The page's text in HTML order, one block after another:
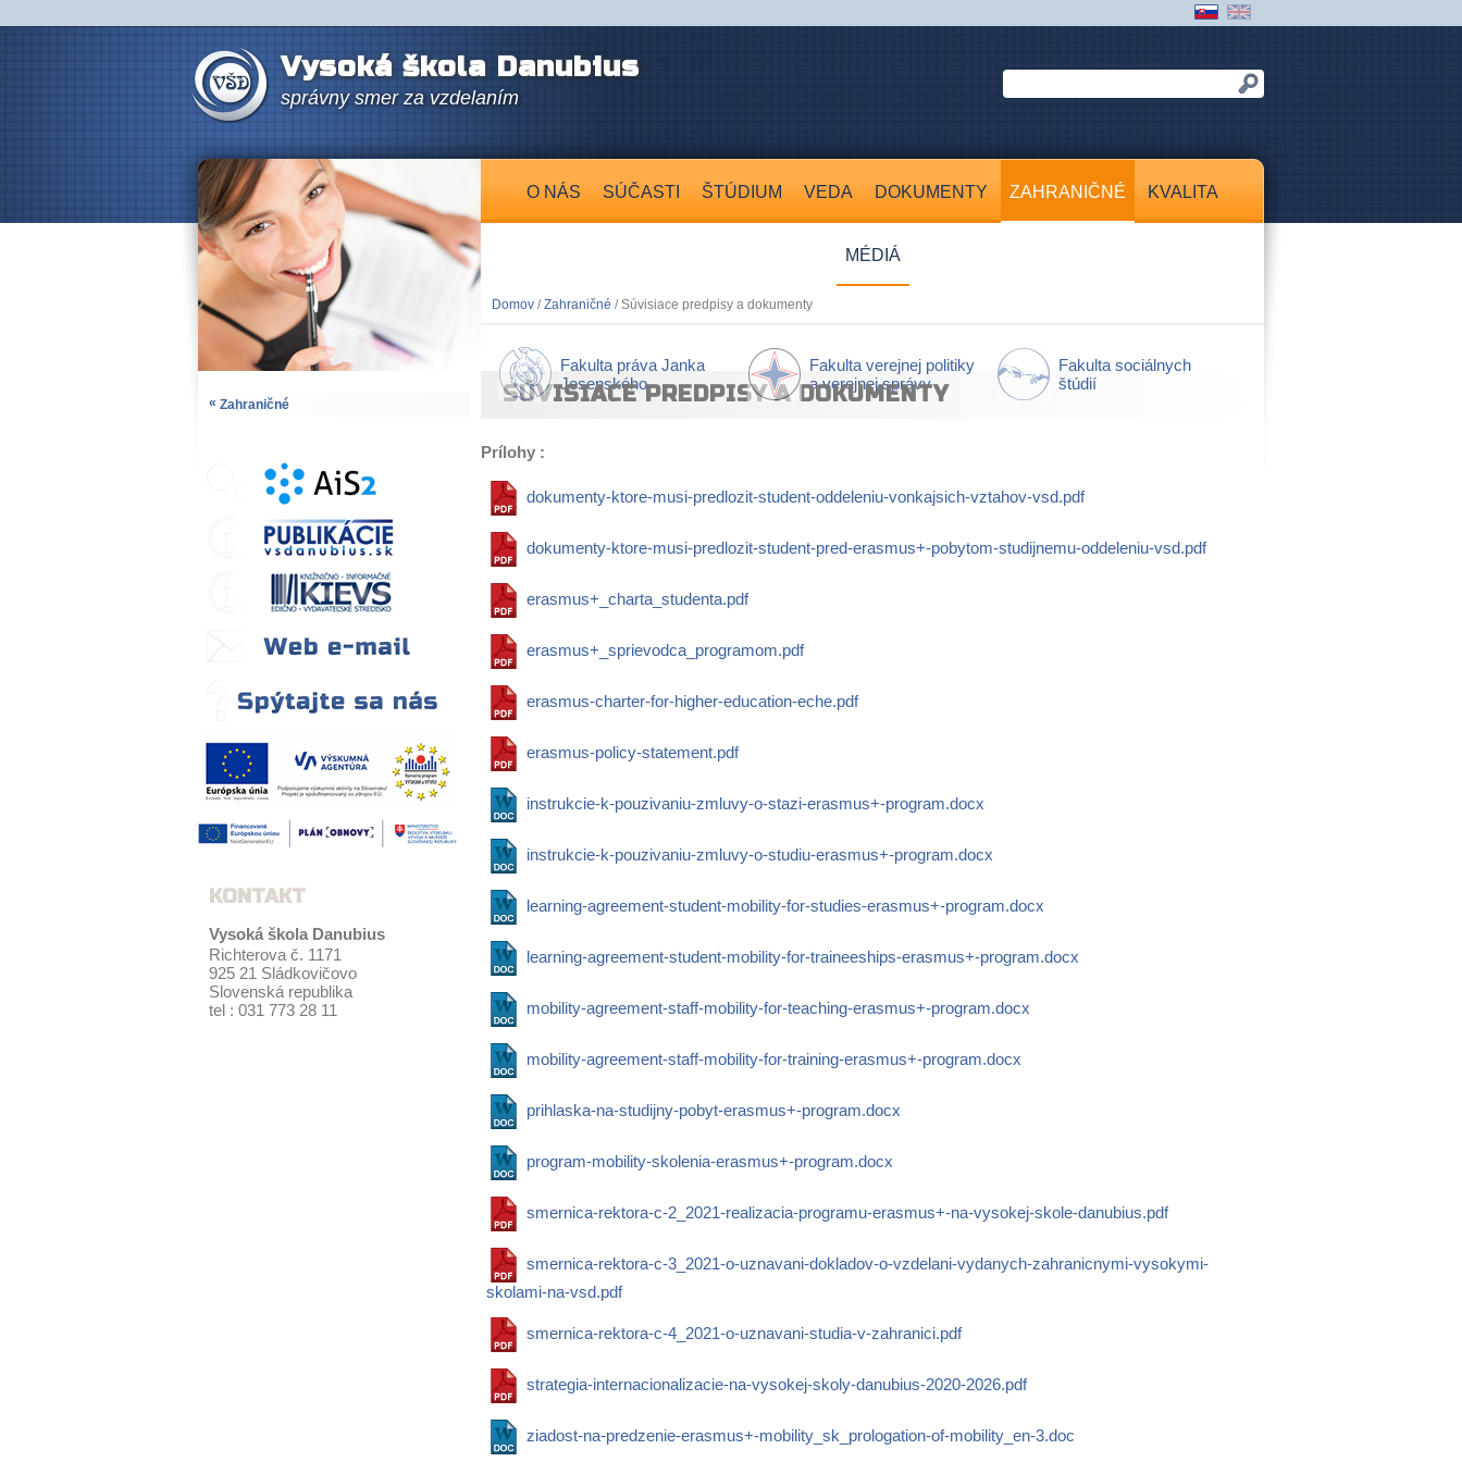
Vysoká škola Danubius
správny smer za vzdelaním
O NÁS SÚČASTI ŠTÚDIUM VEDA DOKUMENTY ZAHRANIČNÉ KVALITA
MÉDIÁ
Domov /Zahraničné / Súvisiace predpisy a dokumenty
Fakulta práva Janka
Jesenského
Fakulta verejnej politiky
a verejnej správy
Fakulta sociálnych
štúdií
« Zahraničné
KONTAKT
Vysoká škola Danubius
Richterova č. 1171
925 21 Sládkovičovo
Slovenská republika
tel : 031 773 28 11
SÚVISIACE PREDPISY A DOKUMENTY
Prílohy :
dokumenty-ktore-musi-predlozit-student-oddeleniu-vonkajsich-vztahov-vsd.pdf
dokumenty-ktore-musi-predlozit-student-pred-erasmus+-pobytom-studijnemu-oddeleniu-vsd.pdf
erasmus+_charta_studenta.pdf
erasmus+_sprievodca_programom.pdf
erasmus-charter-for-higher-education-eche.pdf
erasmus-policy-statement.pdf
instrukcie-k-pouzivaniu-zmluvy-o-stazi-erasmus+-program.docx
instrukcie-k-pouzivaniu-zmluvy-o-studiu-erasmus+-program.docx
learning-agreement-student-mobility-for-studies-erasmus+-program.docx
learning-agreement-student-mobility-for-traineeships-erasmus+-program.docx
mobility-agreement-staff-mobility-for-teaching-erasmus+-program.docx
mobility-agreement-staff-mobility-for-training-erasmus+-program.docx
prihlaska-na-studijny-pobyt-erasmus+-program.docx
program-mobility-skolenia-erasmus+-program.docx
smernica-rektora-c-2_2021-realizacia-programu-erasmus+-na-vysokej-skole-danubius.pdf
smernica-rektora-c-3_2021-o-uznavani-dokladov-o-vzdelani-vydanych-zahranicnymi-vysokymi-
skolami-na-vsd.pdf
smernica-rektora-c-4_2021-o-uznavani-studia-v-zahranici.pdf
strategia-internacionalizacie-na-vysokej-skoly-danubius-2020-2026.pdf
ziadost-na-predzenie-erasmus+-mobility_sk_prologation-of-mobility_en-3.doc